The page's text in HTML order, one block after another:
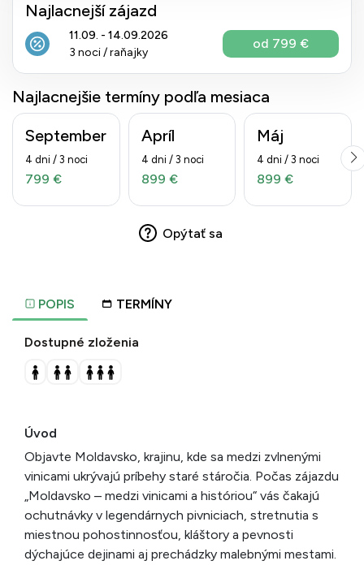
POPIS TERMÍNY
Dostupné zloženia
Úvod
Objavte Moldavsko, krajinu, kde sa medzi zvlnenými
vinicami ukrývajú príbehy staré stáročia. Počas zájazdu
„Moldavsko – medzi vinicami a históriou“ vás čakajú
ochutnávky v legendárnych pivniciach, stretnutia s
miestnou pohostinnosťou, kláštory a pevnosti
dýchajúce dejinami aj prechádzky malebnými mestami.
Najlacnejší zájazd
11.09. - 14.09.2026
3 noci / raňajky
od 799 €
Najlacnejšie termíny podľa mesiaca
September
4 dni / 3 noci
799 €
Apríl
4 dni / 3 noci
899 €
Máj
4 dni / 3 noci
899 €
Opýtať sa